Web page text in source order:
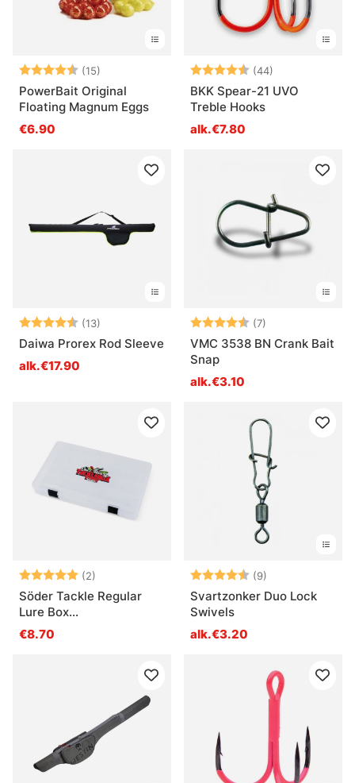
Arvio: (15)
4.3 5:sta tähdestä
PowerBait Original
Floating Magnum Eggs
€6.90
Arvio: (44)
BKK Spear-21 UVO
Treble Hooks
alk.€7.80
Arvio: (13)
4.5 5:sta tähdestä
Daiwa Prorex Rod Sleeve
alk.€17.90
Arvio: (7)
VMC 3538 BN Crank Bait
Snap
alk.€3.10
Arvio: (2)
5.0 5:sta tähdestä
Söder Tackle Regular
Lure Box
(38,5x22,5x4,8cm)
€8.70
Arvio: (9)
Svartzonker Duo Lock
Swivels
alk.€3.20